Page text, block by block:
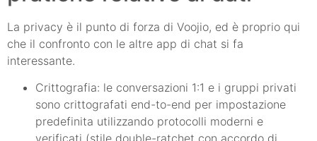
La privacy è il punto di forza di Voojio, ed è proprio qui
che il confronto con le altre app di chat si fa
interessante.
Crittografia: le conversazioni 1:1 e i gruppi privati
sono crittografati end-to-end per impostazione
predefinita utilizzando protocolli moderni e